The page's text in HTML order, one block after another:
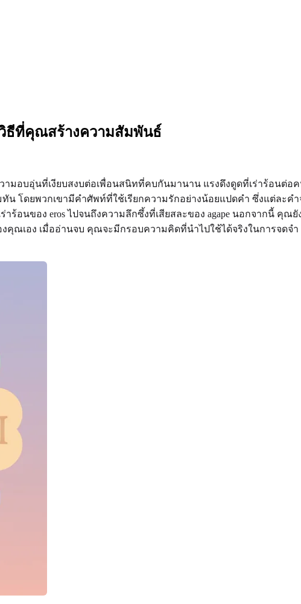
ธีที่คุณสร้างความสัมพันธ์
อบอุ่นที่เงียบสงบต่อเพื่อนสนิทที่คบกันมานาน แรงดึงดูดที่เร่าร้อนต่อ
โดยพวกเขามีคำศัพท์ที่ใช้เรียกความรักอย่างน้อยแปดคำ ซึ่งแต่ละค
อนของ eros ไปจนถึงความลึกซึ้งที่เสียสละของ agape นอกจากนี้ คุณยั
ณเอง เมื่ออ่านจบ คุณจะมีกรอบความคิดที่นำไปใช้ได้จริงในการจดจ